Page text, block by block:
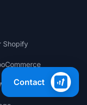
Shopify
Contact